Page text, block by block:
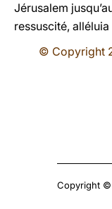
Jérusalem
ressuscité,
© Copyright
Copyright ©